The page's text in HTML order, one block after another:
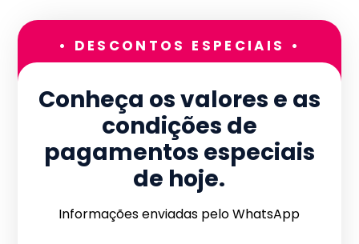
• DESCONTOS ESPECIAIS •
Conheça os valores e as
condições de
pagamentos especiais
de hoje.
Informações enviadas pelo WhatsApp